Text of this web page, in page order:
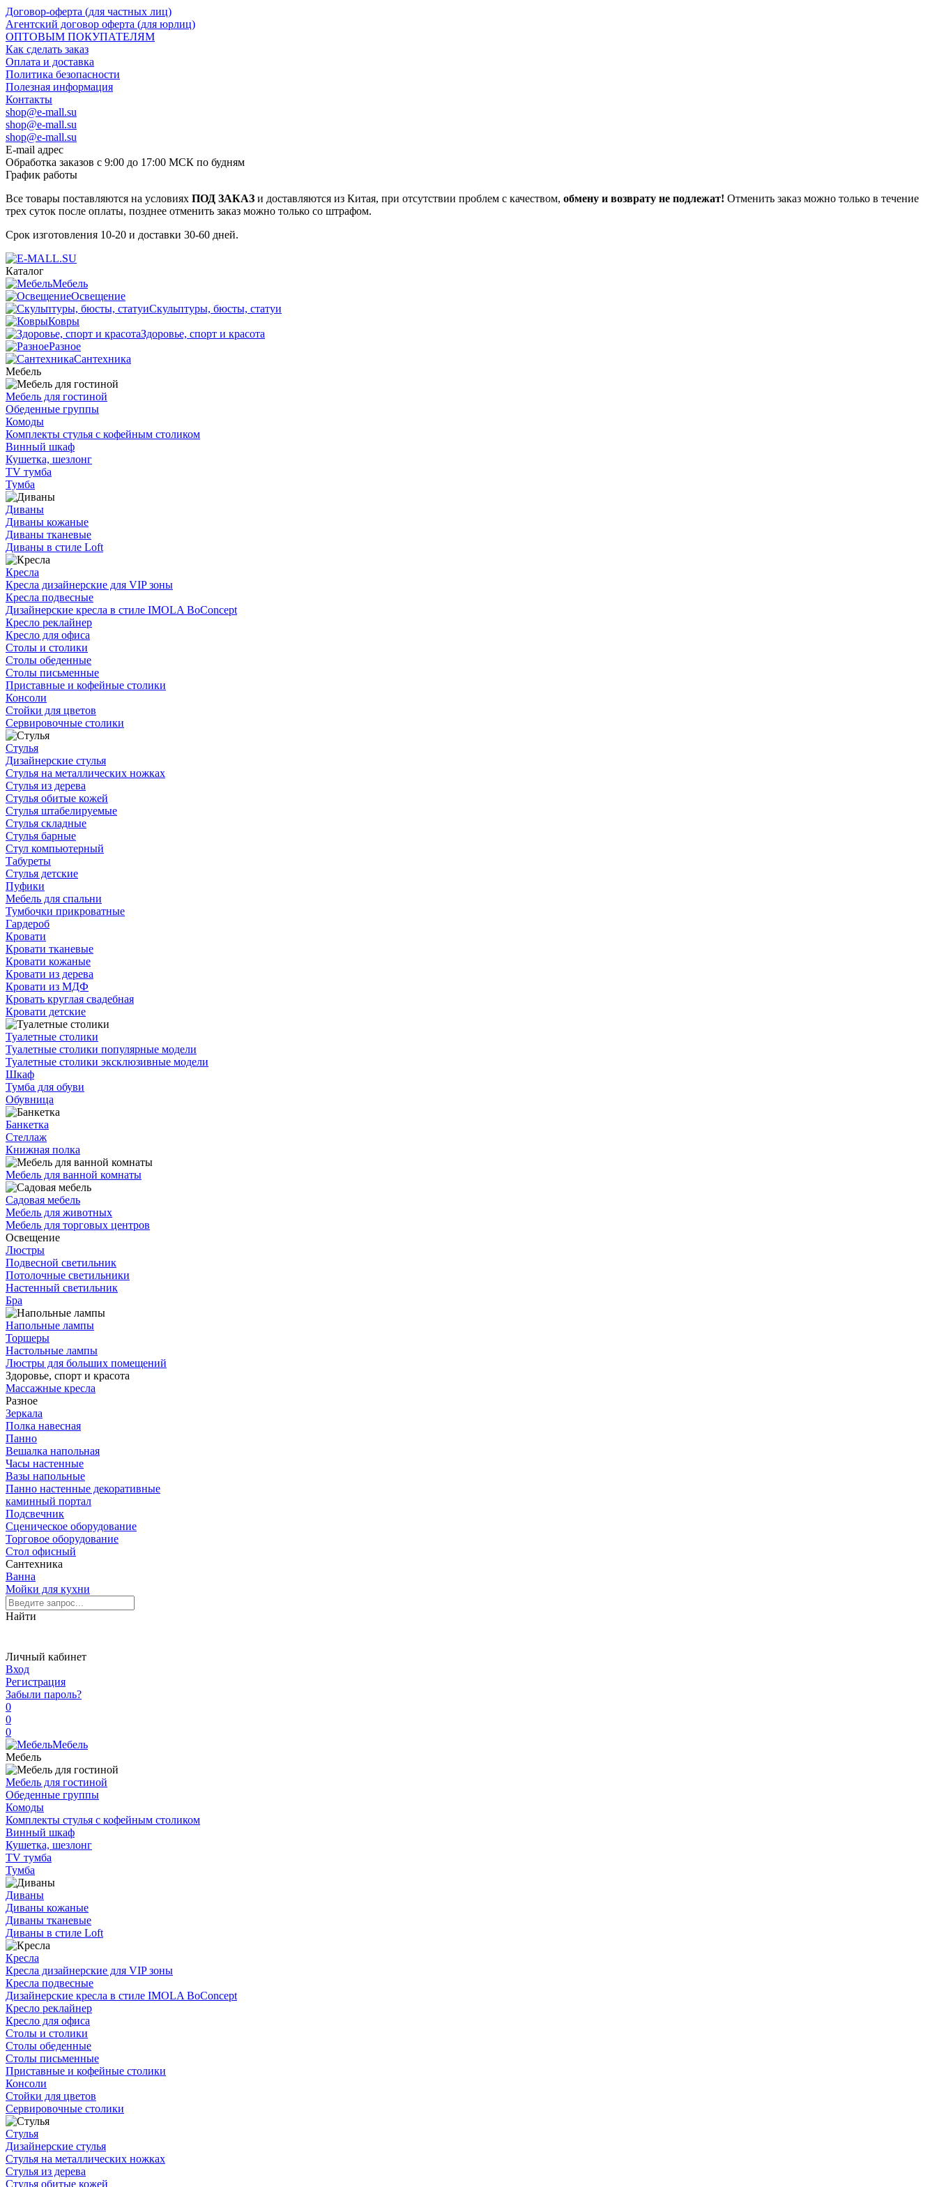
Договор-оферта (для частных лиц)
Агентский договор оферта (для юрлиц)
ОПТОВЫМ ПОКУПАТЕЛЯМ
Как сделать заказ
Оплата и доставка
Политика безопасности
Полезная информация
Контакты
shop@e-mall.su
shop@e-mall.su
shop@e-mall.su
E-mail адрес
Обработка заказов с 9:00 до 17:00 МСК по будням
График работы
Все товары поставляются на условиях ПОД ЗАКАЗ и доставляются из Китая, при отсутствии проблем с качеством, обмену и возврату не подлежат! Отменить заказ можно только в течение
трех суток после оплаты, позднее отменить заказ можно только со штрафом.
Срок изготовления 10-20 и доставки 30-60 дней.
Каталог
Мебель
Освещение
Скульптуры, бюсты, статуи
Ковры
Здоровье, спорт и красота
Разное
Сантехника
Мебель
Мебель для гостиной
Обеденные группы
Комоды
Комплекты стулья с кофейным столиком
Винный шкаф
Кушетка, шезлонг
TV тумба
Тумба
Диваны
Диваны кожаные
Диваны тканевые
Диваны в стиле Loft
Кресла
Кресла дизайнерские для VIP зоны
Кресла подвесные
Дизайнерские кресла в стиле IMOLA BoConcept
Кресло реклайнер
Кресло для офиса
Столы и столики
Столы обеденные
Столы письменные
Приставные и кофейные столики
Консоли
Стойки для цветов
Сервировочные столики
Стулья
Дизайнерские стулья
Стулья на металлических ножках
Стулья из дерева
Стулья обитые кожей
Стулья штабелируемые
Стулья складные
Стулья барные
Стул компьютерный
Табуреты
Стулья детские
Пуфики
Мебель для спальни
Тумбочки прикроватные
Гардероб
Кровати
Кровати тканевые
Кровати кожаные
Кровати из дерева
Кровати из МДФ
Кровать круглая свадебная
Кровати детские
Туалетные столики
Туалетные столики популярные модели
Туалетные столики эксклюзивные модели
Шкаф
Тумба для обуви
Обувница
Банкетка
Стеллаж
Книжная полка
Мебель для ванной комнаты
Садовая мебель
Мебель для животных
Мебель для торговых центров
Освещение
Люстры
Подвесной светильник
Потолочные светильники
Настенный светильник
Бра
Напольные лампы
Торшеры
Настольные лампы
Люстры для больших помещений
Здоровье, спорт и красота
Массажные кресла
Разное
Зеркала
Полка навесная
Панно
Вешалка напольная
Часы настенные
Вазы напольные
Панно настенные декоративные
каминный портал
Подсвечник
Сценическое оборудование
Торговое оборудование
Стол офисный
Сантехника
Ванна
Мойки для кухни
Найти
Личный кабинет
Вход
Регистрация
Забыли пароль?
0
0
0
Мебель
Мебель
Мебель для гостиной
Обеденные группы
Комоды
Комплекты стулья с кофейным столиком
Винный шкаф
Кушетка, шезлонг
TV тумба
Тумба
Диваны
Диваны кожаные
Диваны тканевые
Диваны в стиле Loft
Кресла
Кресла дизайнерские для VIP зоны
Кресла подвесные
Дизайнерские кресла в стиле IMOLA BoConcept
Кресло реклайнер
Кресло для офиса
Столы и столики
Столы обеденные
Столы письменные
Приставные и кофейные столики
Консоли
Стойки для цветов
Сервировочные столики
Стулья
Дизайнерские стулья
Стулья на металлических ножках
Стулья из дерева
Стулья обитые кожей